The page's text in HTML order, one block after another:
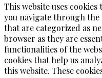
This website uses
you navigate through the
that are categorized as
browser as they are
functionalities of the
cookies that help us
this website. These